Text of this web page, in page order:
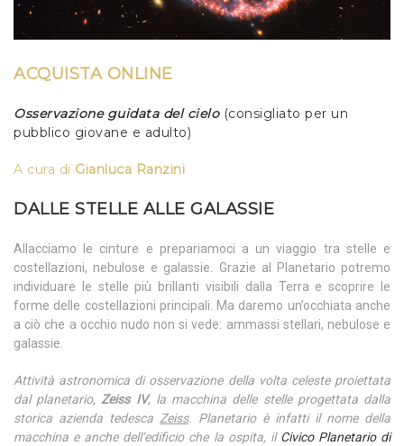
ACQUISTA ONLINE
Osservazione guidata del cielo (consigliato per un
pubblico giovane e adulto)
A cura di Gianluca Ranzini
DALLE STELLE ALLE GALASSIE
Allacciamo le cinture e prepariamoci a un viaggio tra stelle e
costellazioni, nebulose e galassie. Grazie al Planetario potremo
individuare le stelle più brillanti visibili dalla Terra e scoprire le
forme delle costellazioni principali. Ma daremo un’occhiata anche
a ciò che a occhio nudo non si vede: ammassi stellari, nebulose e
galassie.
Attività astronomica di osservazione della volta celeste proiettata
dal planetario,Zeiss IV, la macchina delle stelle progettata dalla
storica azienda tedesca Zeiss. Planetario è infatti il nome della
macchina e anche dell’edificio che la ospita, il Civico Planetario di